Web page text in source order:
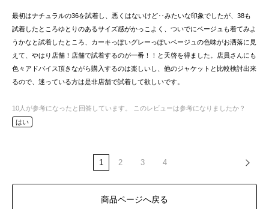
最初はナチュラルの36を試着し、悪くはないけど‥みたいな印象でしたが、38も
試着したところゆとりのあるサイズ感がかっこよく、ついでにベージュも着てみよ
うかなと試着したところ、カーキっぽいグレーっぽいベージュの色味がお洒落に見
えて、やはり店舗！店舗で試着するのが一番！！と天啓を得ました。店員さんにも
色々アドバイス頂きながら購入するのは楽しいし、他のジャケットと比較検討出来
るので、迷っている方は是非店舗で試着して欲しいです。
10 人が参考になったと回答しています。
このレビューは参考になりましたか？
はい
1 2 3 4
商品ページへ戻る